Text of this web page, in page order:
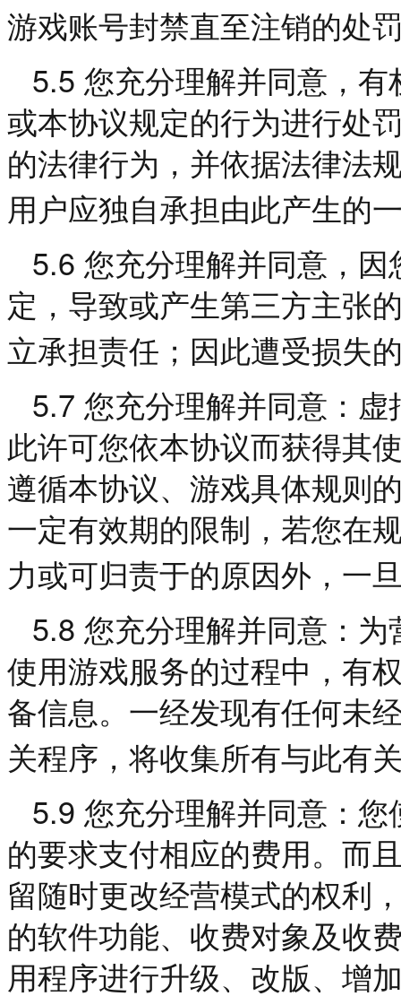
游戏账号封禁直至注销的处
5.5 您充分理解并同意，
或本协议规定的行为进行处
的法律行为，并依据法律法
用户应独自承担由此产生的
5.6 您充分理解并同意，
定，导致或产生第三方主张
立承担责任；因此遭受损失
5.7 您充分理解并同意：
此许可您依本协议而获得其
遵循本协议、游戏具体规则
一定有效期的限制，若您在
力或可归责于的原因外，一
5.8 您充分理解并同意：
使用游戏服务的过程中，有
备信息。一经发现有任何未
关程序，将收集所有与此有
5.9 您充分理解并同意：
的要求支付相应的费用。而
留随时更改经营模式的权利
的软件功能、收费对象及收
用程序进行升级、改版、增